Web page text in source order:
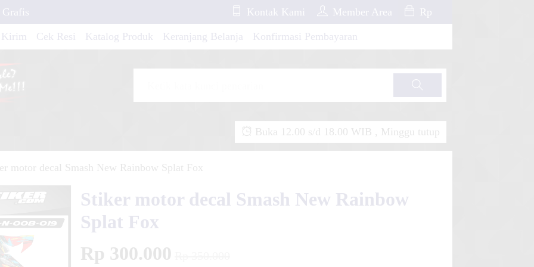
New Black
250 Z Red
Z1 Sporty
Kontak Kami Member Area Rp
Kirim Cek Resi Katalog Produk Keranjang Belanja Konfirmasi Pembayaran
Cari
Buka 12.00 s/d 18.00 WIB , Minggu tutup
motor decal Smash New Rainbow Splat Fox
Stiker motor decal Smash New Rainbow
Splat Fox
Rp 300.000